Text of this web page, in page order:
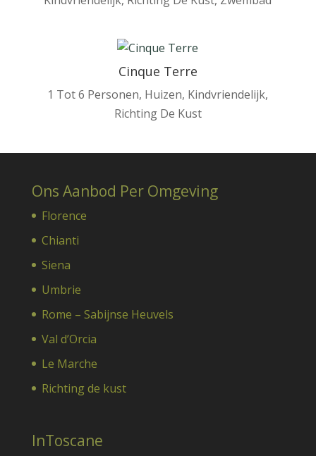
Cinque Terre
1 Tot 6 Personen, Huizen, Kindvriendelijk,
Richting De Kust
Ons Aanbod Per Omgeving
Florence
Chianti
Siena
Umbrie
Rome – Sabijnse Heuvels
Val d’Orcia
Le Marche
Richting de kust
InToscane